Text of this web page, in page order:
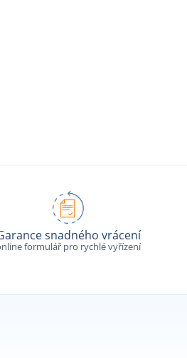
snadného vrácení
formulář pro rychlé vyřízení